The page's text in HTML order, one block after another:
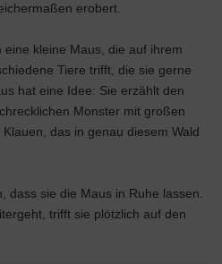
erobert.
kleine Maus, die auf ihrem
Tiere trifft, die sie gerne
hat eine Idee: Sie erzählt den
Monster mit großen
das in genau diesem Wald
dass sie die Maus in Ruhe lassen.
trifft sie plötzlich auf den